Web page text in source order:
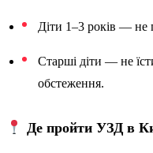
Діти 1–3 років — не
Старші діти — не
обстеження.
Де пройти УЗД в